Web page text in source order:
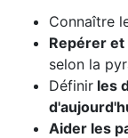
Connaître
Repérer
selon la
Définir les
Aider les